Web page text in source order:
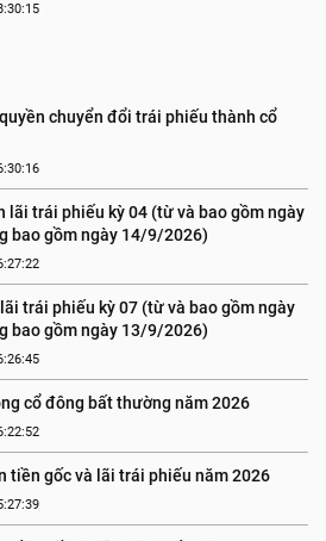
chuyển đổi trái phiếu thành cổ
lãi trái phiếu kỳ 04 (từ và bao gồm ngày
bao gồm ngày 14/9/2026)
trái phiếu kỳ 07 (từ và bao gồm ngày
bao gồm ngày 13/9/2026)
cổ đông bất thường năm 2026
tiền gốc và lãi trái phiếu năm 2026